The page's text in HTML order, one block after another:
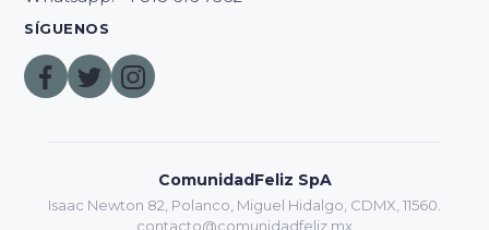
SÍGUENOS
ComunidadFeliz SpA
Isaac Newton 82, Polanco, Miguel Hidalgo, CDMX, 11560.
contacto@comunidadfeliz.mx